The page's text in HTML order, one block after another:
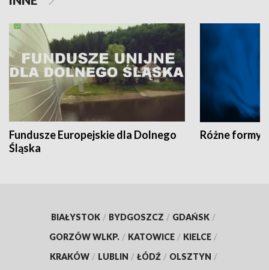
Fundusze Europejskie dla Dolnego
Śląska
Różne formy
BIAŁYSTOK / BYDGOSZCZ / GDAŃSK /
GORZÓW WLKP. / KATOWICE / KIELCE /
KRAKÓW / LUBLIN / ŁÓDŹ / OLSZTYN /